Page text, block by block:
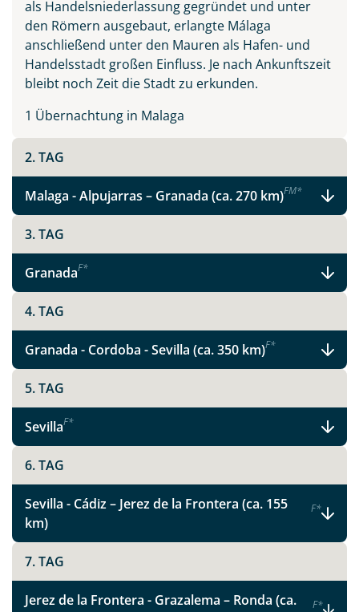
Teile diese Reise
Andalusien
Facebook
Instagram
X
Telegram
per E-Mail senden
Link kopieren
als Handelsniederlassung gegründet und unter
den Römern ausgebaut, erlangte Málaga
anschließend unter den Mauren als Hafen- und
Handelsstadt großen Einfluss. Je nach Ankunftszeit
bleibt noch Zeit die Stadt zu erkunden.
1 Übernachtung in Malaga
2. TAG
Malaga - Alpujarras – Granada (ca. 270 km)FM*
3. TAG
GranadaF*
4. TAG
Granada - Cordoba - Sevilla (ca. 350 km)F*
5. TAG
SevillaF*
6. TAG
Sevilla - Cádiz – Jerez de la Frontera (ca. 155
km)
F*
7. TAG
Jerez de la Frontera - Grazalema – Ronda (ca.
F*